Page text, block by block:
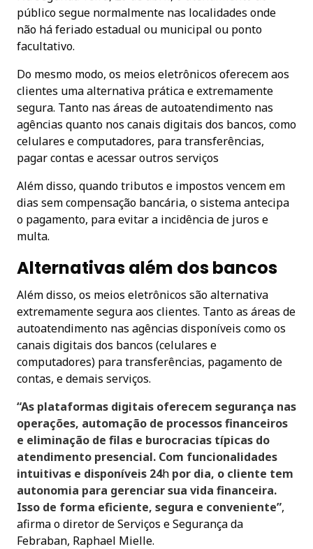
público segue normalmente nas localidades onde
não há feriado estadual ou municipal ou ponto
facultativo.
Do mesmo modo, os meios eletrônicos oferecem aos
clientes uma alternativa prática e extremamente
segura. Tanto nas áreas de autoatendimento nas
agências quanto nos canais digitais dos bancos, como
celulares e computadores, para transferências,
pagar contas e acessar outros serviços
Além disso, quando tributos e impostos vencem em
dias sem compensação bancária, o sistema antecipa
o pagamento, para evitar a incidência de juros e
multa.
Alternativas além dos bancos
Além disso, os meios eletrônicos são alternativa
extremamente segura aos clientes. Tanto as áreas de
autoatendimento nas agências disponíveis como os
canais digitais dos bancos (celulares e
computadores) para transferências, pagamento de
contas, e demais serviços.
“As plataformas digitais oferecem segurança nas
operações, automação de processos financeiros
e eliminação de filas e burocracias típicas do
atendimento presencial. Com funcionalidades
intuitivas e disponíveis 24h por dia, o cliente tem
autonomia para gerenciar sua vida financeira.
Isso de forma eficiente, segura e conveniente”,
afirma o diretor de Serviços e Segurança da
Febraban, Raphael Mielle.